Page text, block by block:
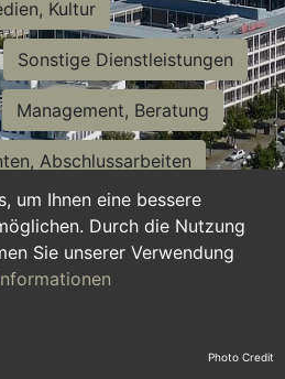
um Ihnen eine bessere
Durch die Nutzung
Sie unserer Verwendung
Kultur
Sonstige Dienstleistungen
Management, Beratung
Abschlussarbeiten
Sekretariat
Nebenjobs
duale Ausbildung Photo Credit